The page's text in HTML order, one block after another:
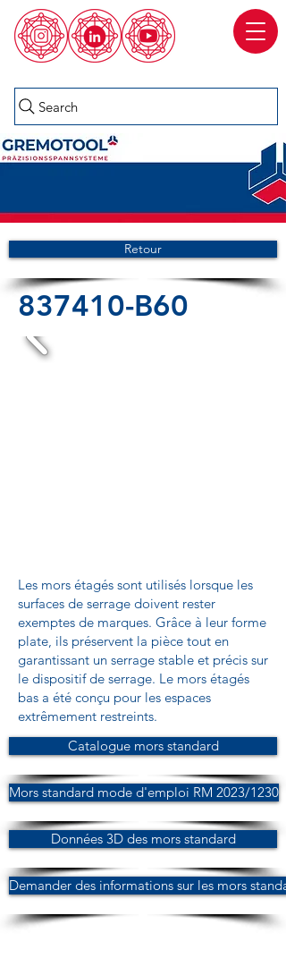
Search
Retour
837410-B60
Les mors étagés sont utilisés lorsque les
surfaces de serrage doivent rester
exemptes de marques. Grâce à leur forme
plate, ils préservent la pièce tout en
garantissant un serrage stable et précis sur
le dispositif de serrage. Le mors étagés
bas a été conçu pour les espaces
extrêmement restreints.
Catalogue mors standard
Mors standard mode d'emploi RM 2023/1230
Données 3D des mors standard
Demander des informations sur les mors